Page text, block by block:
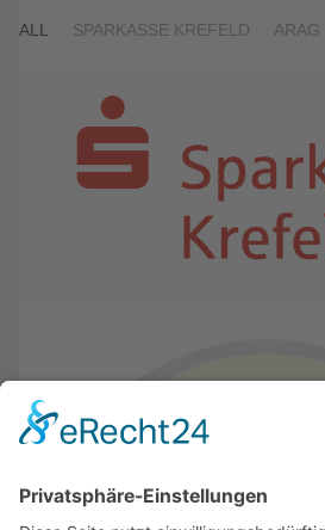
ALL SPARKASSE KREFELD ARAG